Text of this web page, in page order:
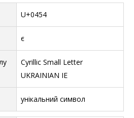
U+0454
є
Cyrillic Small Letter
UKRAINIAN IE
унікальний символ